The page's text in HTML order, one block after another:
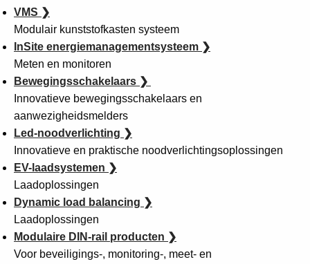
VMS ❯
Modulair kunststofkasten systeem
InSite energiemanagementsysteem ❯
Meten en monitoren
Bewegingsschakelaars ❯
Innovatieve bewegingsschakelaars en
aanwezigheidsmelders
Led-noodverlichting ❯
Innovatieve en praktische noodverlichtingsoplossingen
EV-laadsystemen ❯
Laadoplossingen
Dynamic load balancing ❯
Laadoplossingen
Modulaire DIN-rail producten ❯
Voor beveiligings-, monitoring-, meet- en